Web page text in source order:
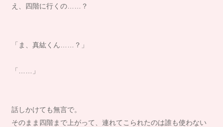
え、四階に行くの……？
「ま、真紘くん……？」
「……」
話しかけても無言で。
そのまま四階まで上がって、連れてこられたのは誰も使わない